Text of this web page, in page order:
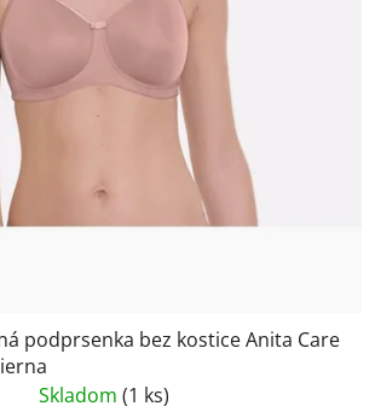
podprsenka bez kostice Anita Care
Skladom (1 ks)